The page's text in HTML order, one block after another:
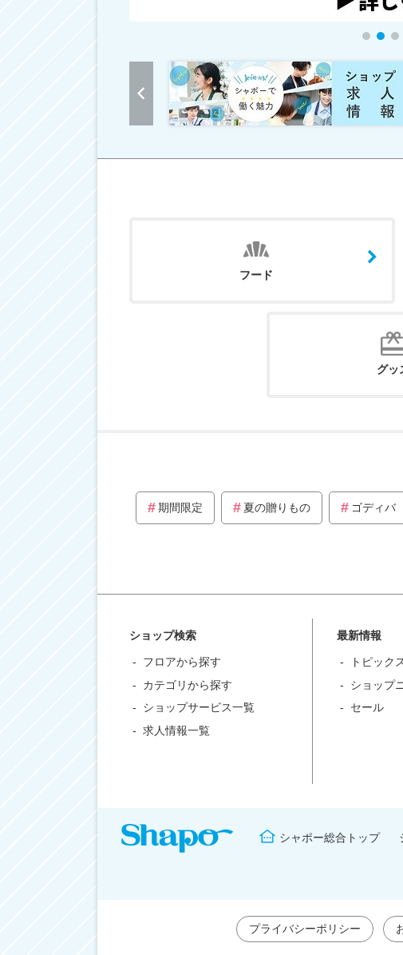
フード
グッ
期間限定 夏の贈りもの ゴディバ
ショップ検索
フロアから探す
カテゴリから探す
ショップサービス一覧
求人情報一覧
最新情報
トピック
ショップ
セール
シャポー総合トップ
プライバシーポリシー